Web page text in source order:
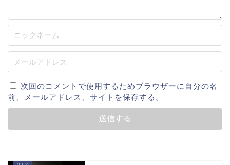
次回のコメントで使用するためブラウザーに自分の名
前、メールアドレス、サイトを保存する。